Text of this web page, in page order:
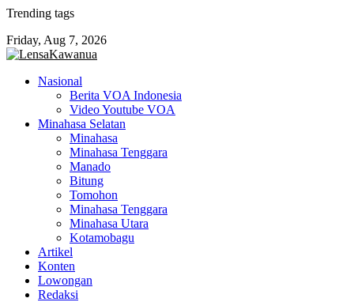
Skip
content
Trending tags
Friday, Aug 7, 2026
Nasional
Berita VOA Indonesia
Video Youtube VOA
Minahasa Selatan
Minahasa
Minahasa Tenggara
Manado
Bitung
Tomohon
Minahasa Tenggara
Minahasa Utara
Kotamobagu
Artikel
Konten
Lowongan
Redaksi